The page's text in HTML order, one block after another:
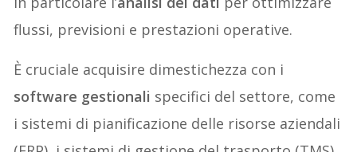
flussi, previsioni e prestazioni operative.
È cruciale acquisire dimestichezza con i
software gestionali specifici del settore, come
i sistemi di pianificazione delle risorse aziendali